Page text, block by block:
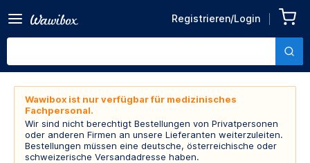
Registrieren/Login
Wawibox ist nur verfügbar für medizinisches
Fachpersonal.
Wir sind nicht berechtigt Bestellungen von Privatpersonen
oder anderen Firmen an unsere Lieferanten weiterzuleiten.
Bestellungen müssen eine deutsche, österreichische oder
schweizerische Versandadresse haben.